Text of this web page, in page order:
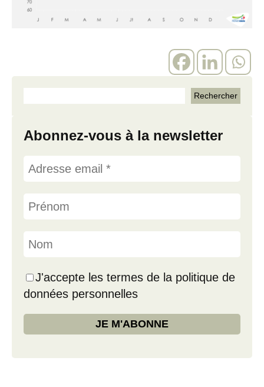
Abonnez-vous à la newsletter
J'accepte les termes de la politique de
données personnelles